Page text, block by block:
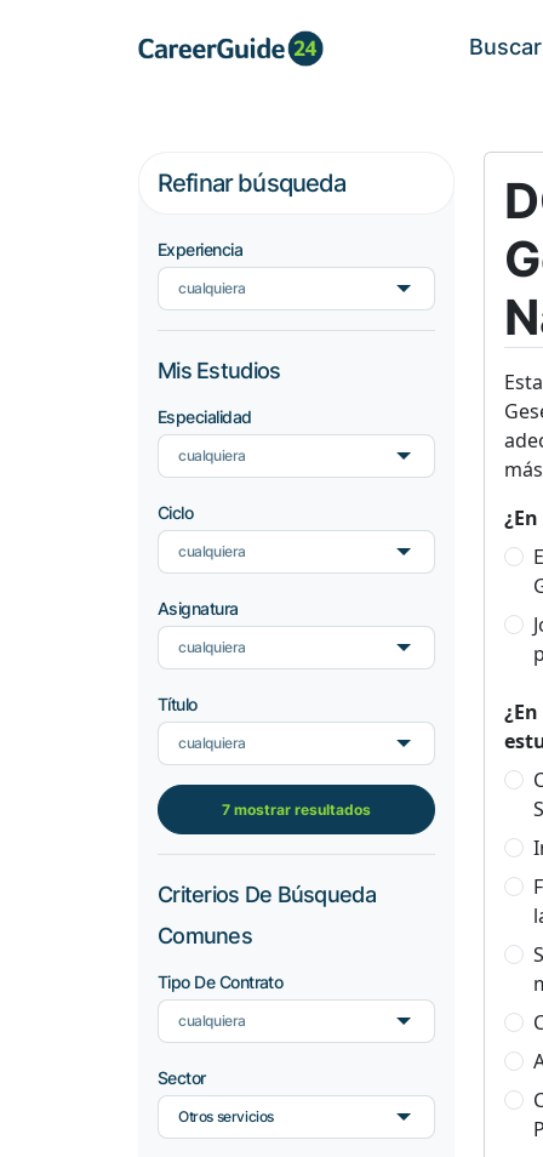
Buscar
Refinar búsqueda
Experiencia
cualquiera
Mis Estudios
Especialidad
cualquiera
Ciclo
cualquiera
Asignatura
cualquiera
Título
cualquiera
7 mostrar resultados
Criterios De Búsqueda
Comunes
Tipo De Contrato
cualquiera
Sector
Otros servicios